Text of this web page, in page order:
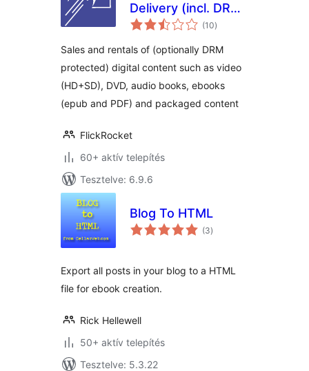
Delivery (incl. DRM)
by Flickrocket for
(10értékelés
összesen
)
Sales and rentals of (optionally DRM
protected) digital content such as video
(HD+SD), DVD, audio books, ebooks
(epub and PDF) and packaged content
FlickRocket
60+ aktív telepítés
Tesztelve: 6.9.6
Blog To HTML
(3értékelés
összesen
)
Export all posts in your blog to a HTML
file for ebook creation.
Rick Hellewell
50+ aktív telepítés
Tesztelve: 5.3.22